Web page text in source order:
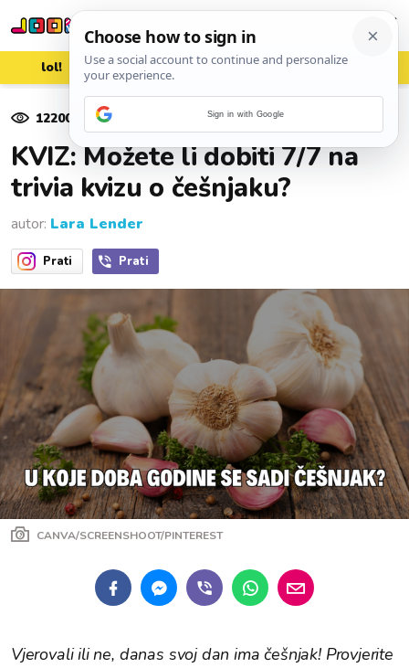
lol! aww vrh! woot?!
12200 pregleda
KVIZ: Možete li dobiti 7/7 na
trivia kvizu o češnjaku?
autor: Lara Lender
Prati Prati
CANVA/SCREENSHOOT/PINTEREST
Vjerovali ili ne, danas svoj dan ima češnjak! Provjerite
Sign in with Google